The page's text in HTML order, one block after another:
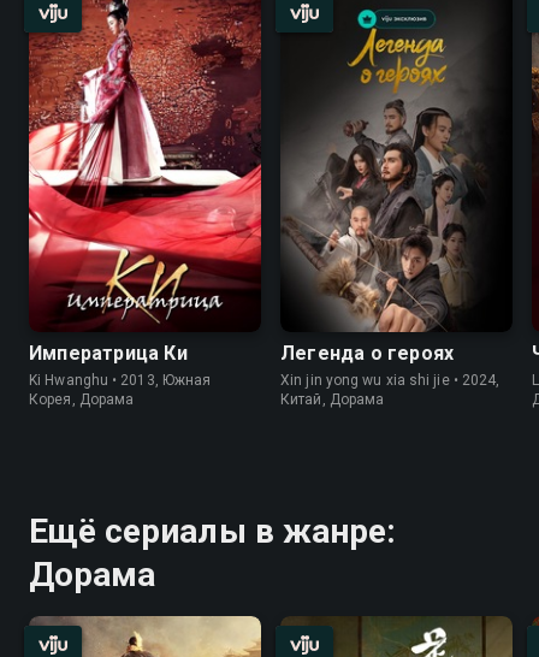
Императрица Ки
Ki Hwanghu • 2013, Южная
Корея, Дорама
Легенда о героях
Xin jin yong wu xia shi jie • 2024,
Китай, Дорама
Ещё сериалы в жанре:
Дорама